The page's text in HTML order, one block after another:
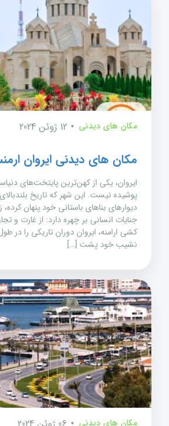
مکان های دیدنی 12 ژوئن 2024
مکان های دیدنی ایروان
ایروان، یکی از کهن‌ترین پایتخت‌های
پوشیده نیست. این شهر که تاریخ
دیوارهای بناهای باستانی خود پنهان
جنایات انسانی بر چهره دارد: از غارت و
کشی ارامنه، ایروان دوران تاریکی را در
نشیب خود پشت […]
مکان های دیدنی